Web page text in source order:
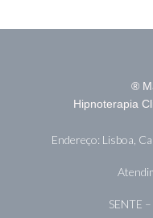
®
Hipnoterapia
Endereço: Lisboa,
SENTE